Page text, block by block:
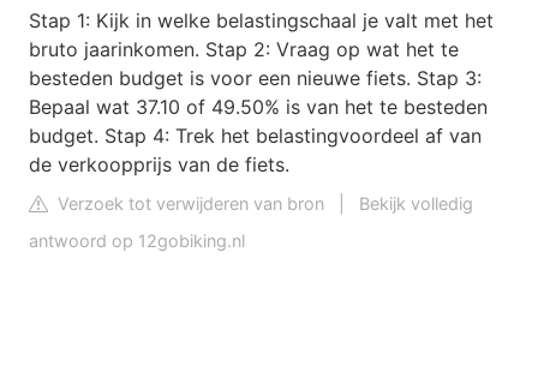
Stap 1: Kijk in welke belastingschaal je valt met het
bruto jaarinkomen. Stap 2: Vraag op wat het te
besteden budget is voor een nieuwe fiets. Stap 3:
Bepaal wat 37.10 of 49.50% is van het te besteden
budget. Stap 4: Trek het belastingvoordeel af van
de verkoopprijs van de fiets.
Verzoek tot verwijderen van bron
Bekijk volledig
antwoord op 12gobiking.nl